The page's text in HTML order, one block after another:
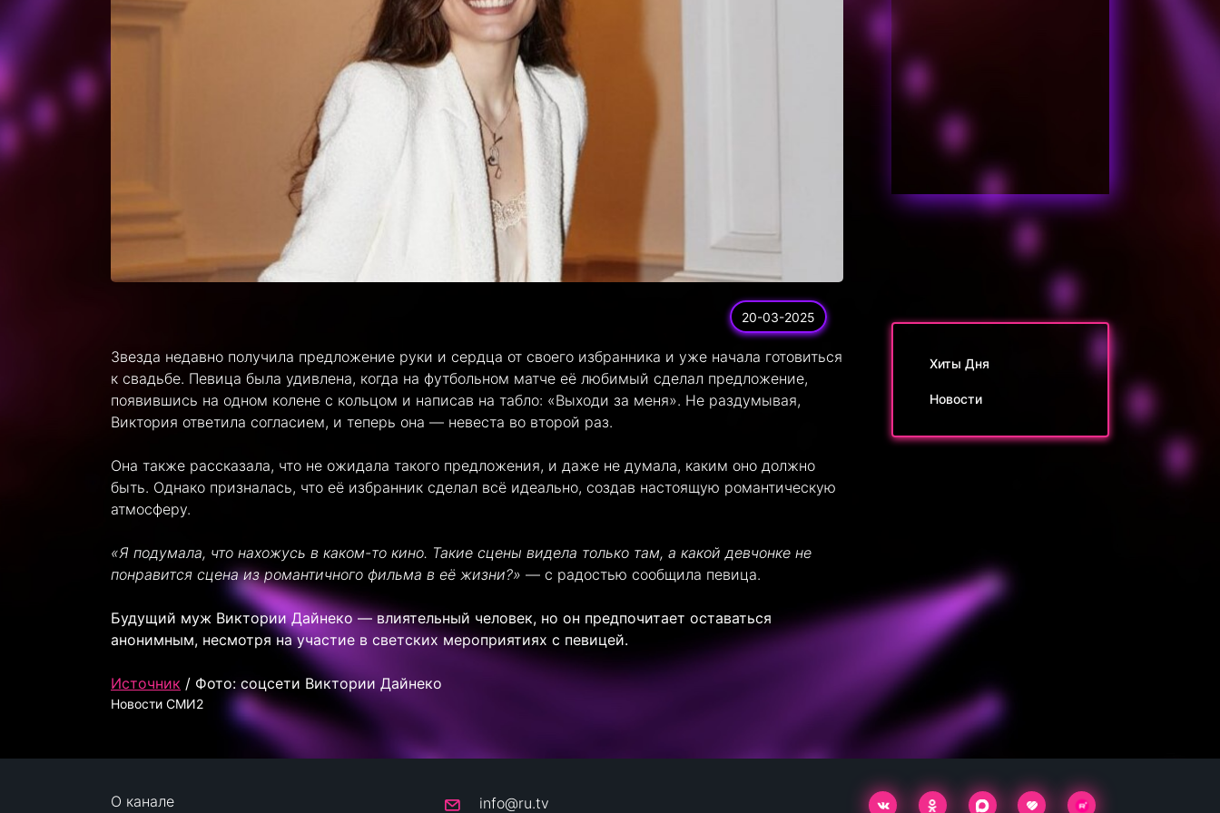
20-03-2025
Звезда недавно получила предложение руки и сердца от своего избранника и уже начала готовиться
к свадьбе. Певица была удивлена, когда на футбольном матче её любимый сделал предложение,
появившись на одном колене с кольцом и написав на табло: «Выходи за меня». Не раздумывая,
Виктория ответила согласием, и теперь она — невеста во второй раз.
Она также рассказала, что не ожидала такого предложения, и даже не думала, каким оно должно
быть. Однако призналась, что её избранник сделал всё идеально, создав настоящую романтическую
атмосферу.
«Я подумала, что нахожусь в каком-то кино. Такие сцены видела только там, а какой девчонке не
понравится сцена из романтичного фильма в её жизни?» — с радостью сообщила певица.
Будущий муж Виктории Дайнеко — влиятельный человек, но он предпочитает оставаться
анонимным, несмотря на участие в светских мероприятиях с певицей.
Источник / Фото: соцсети Виктории Дайнеко
Новости СМИ2
Хиты Дня
Новости
О канале info@ru.tv